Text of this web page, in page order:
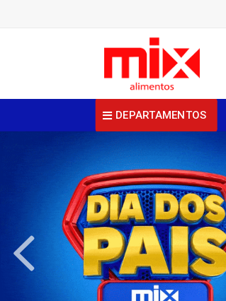
DEPARTAMENTOS